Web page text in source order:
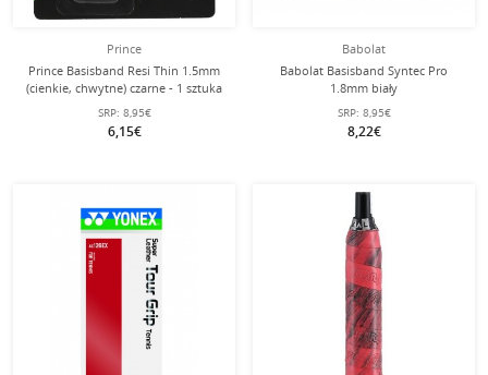
Prince
Prince Basisband Resi Thin 1.5mm
(cienkie, chwytne) czarne - 1 sztuka
SRP: 8,95€
6,15€
Babolat
Babolat Basisband Syntec Pro
1.8mm biały
SRP: 8,95€
8,22€